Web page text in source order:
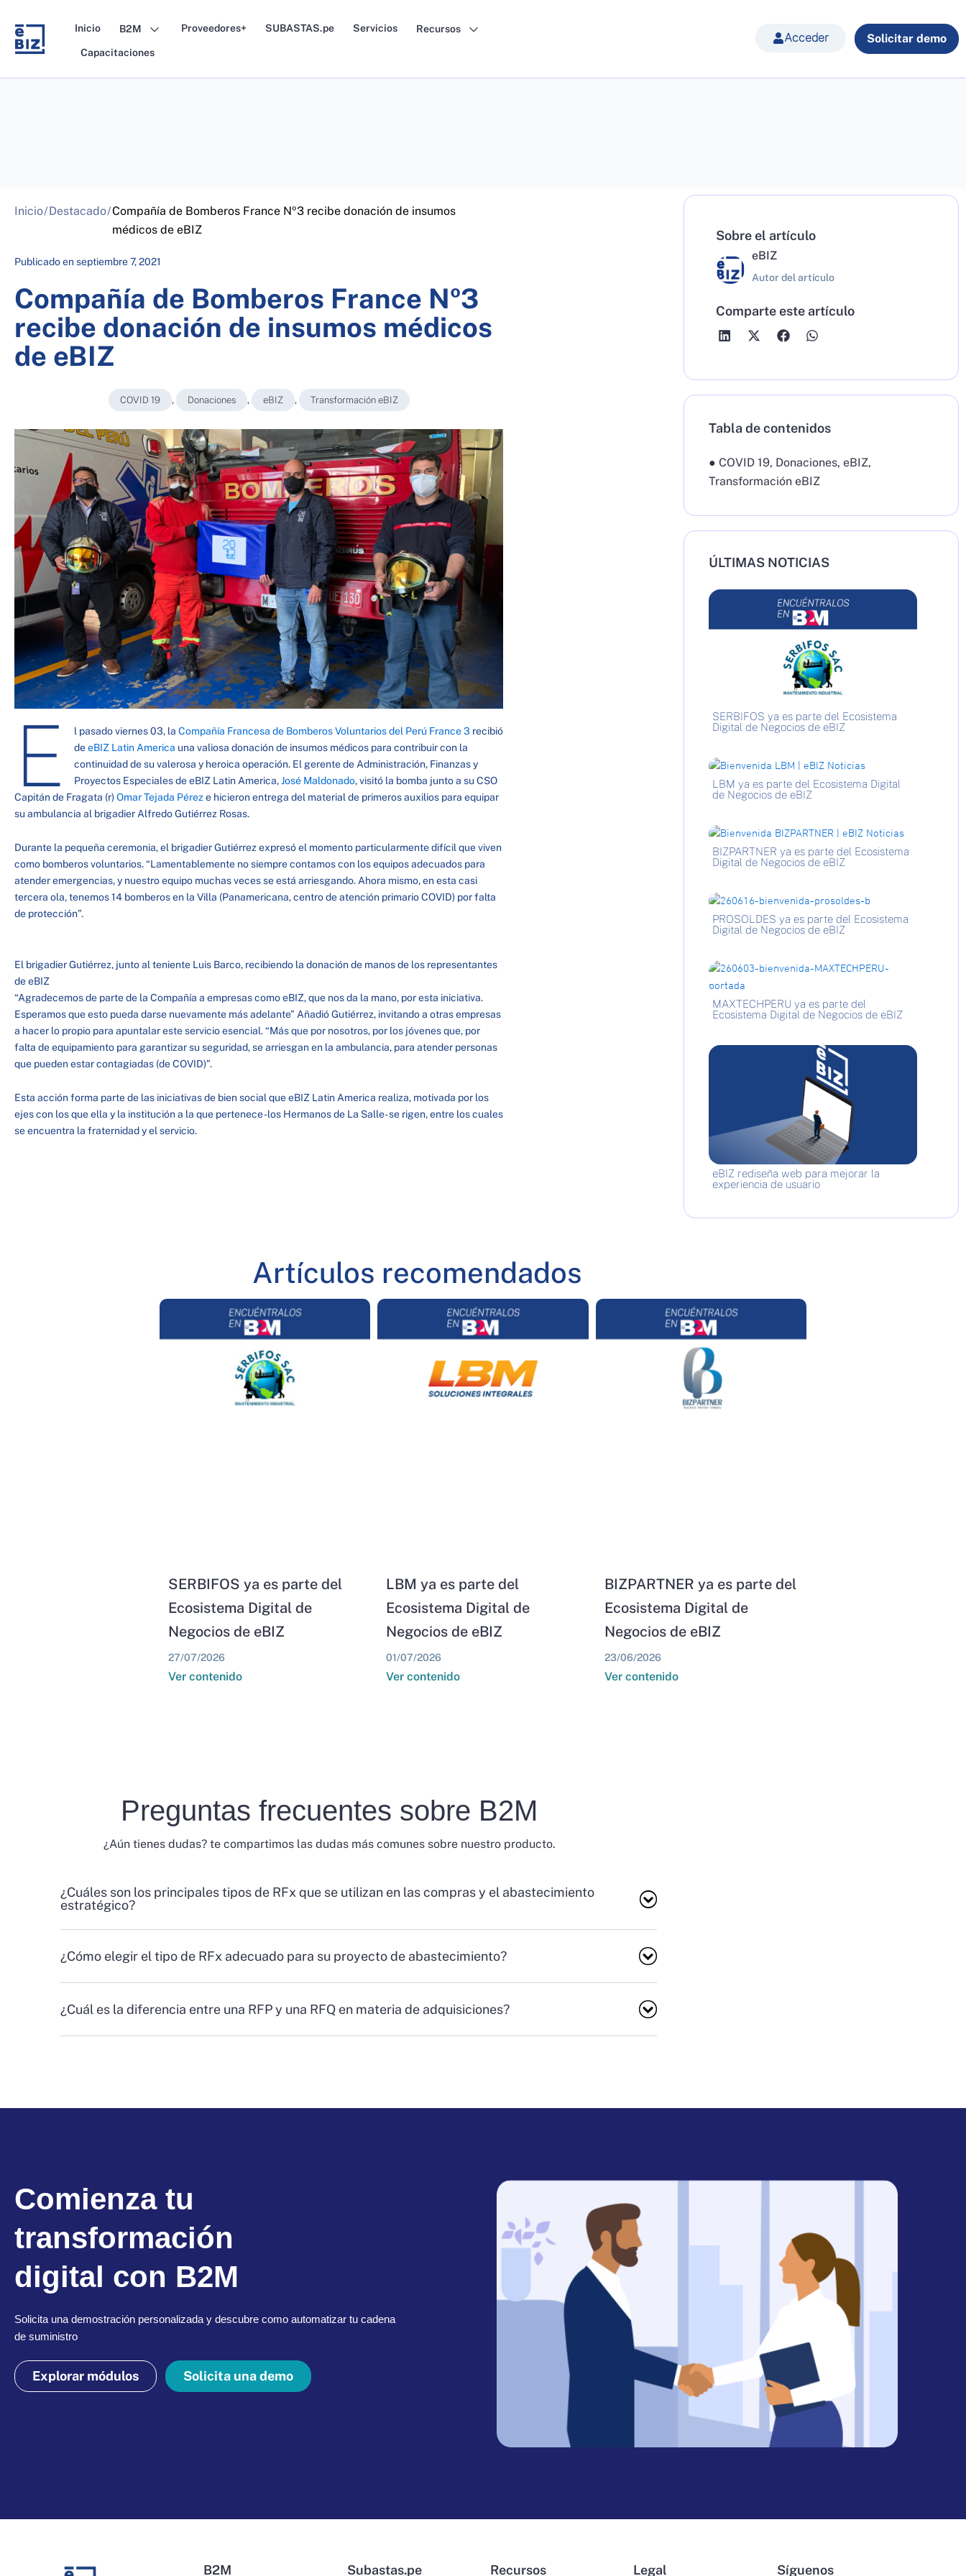
content
Inicio B2M Proveedores+ SUBASTAS.pe Servicios Recursos
Capacitaciones
Acceder Solicitar demo
Inicio/Destacado/Compañía de Bomberos France Nº3 recibe donación de insumos
médicos de eBIZ
Publicado enseptiembre 7, 2021
Compañía de Bomberos France Nº3
recibe donación de insumos médicos
de eBIZ
COVID 19 , Donaciones , eBIZ , Transformación eBIZ
E l pasado viernes 03, la Compañía Francesa de Bomberos Voluntarios del Perú France 3recibió
deeBIZ Latin America una valiosa donación de insumos médicos para contribuir con la
continuidad de su valerosa y heroica operación. El gerente de Administración, Finanzas y
Proyectos Especiales de eBIZ Latin America,José Maldonado, visitó la bomba junto a su CSO
Capitán de Fragata (r)Omar Tejada Péreze hicieron entrega del material de primeros auxilios para equipar
su ambulancia al brigadier Alfredo Gutiérrez Rosas.
Durante la pequeña ceremonia, el brigadier Gutiérrez expresó el momento particularmente difícil que viven
como bomberos voluntarios. “Lamentablemente no siempre contamos con los equipos adecuados para
atender emergencias, y nuestro equipo muchas veces se está arriesgando. Ahora mismo, en esta casi
tercera ola, tenemos 14 bomberos en la Villa (Panamericana, centro de atención primario COVID) por falta
de protección”.
El brigadier Gutiérrez, junto al teniente Luis Barco, recibiendo la donación de manos de los representantes
de eBIZ
“Agradecemos de parte de la Compañía a empresas como eBIZ, que nos da la mano, por esta iniciativa.
Esperamos que esto pueda darse nuevamente más adelante” Añadió Gutiérrez, invitando a otras empresas
a hacer lo propio para apuntalar este servicio esencial. “Más que por nosotros, por los jóvenes que, por
falta de equipamiento para garantizar su seguridad, se arriesgan en la ambulancia, para atender personas
que pueden estar contagiadas (de COVID)”.
Esta acción forma parte de las iniciativas de bien social que eBIZ Latin America realiza, motivada por los
ejes con los que ella y la institución a la que pertenece -los Hermanos de La Salle- se rigen, entre los cuales
se encuentra la fraternidad y el servicio.
Sobre el artículo
eBIZ
Autor del artículo
Comparte este artículo
Tabla de contenidos
● COVID 19, Donaciones, eBIZ,
Transformación eBIZ
ÚLTIMAS NOTICIAS
SERBIFOS ya es parte del Ecosistema
Digital de Negocios de eBIZ
LBM ya es parte del Ecosistema Digital
de Negocios de eBIZ
BIZPARTNER ya es parte del Ecosistema
Digital de Negocios de eBIZ
PROSOLDES ya es parte del Ecosistema
Digital de Negocios de eBIZ
MAXTECHPERU ya es parte del
Ecosistema Digital de Negocios de eBIZ
eBIZ rediseña web para mejorar la
experiencia de usuario
Artículos recomendados
SERBIFOS ya es parte del
Ecosistema Digital de
Negocios de eBIZ
27/07/2026
Ver contenido
LBM ya es parte del
Ecosistema Digital de
Negocios de eBIZ
01/07/2026
Ver contenido
BIZPARTNER ya es parte del
Ecosistema Digital de
Negocios de eBIZ
23/06/2026
Ver contenido
Preguntas frecuentes sobre B2M
¿Aún tienes dudas? te compartimos las dudas más comunes sobre nuestro producto.
¿Cuáles son los principales tipos de RFx que se utilizan en las compras y el abastecimiento
estratégico?
¿Cómo elegir el tipo de RFx adecuado para su proyecto de abastecimiento?
¿Cuál es la diferencia entre una RFP y una RFQ en materia de adquisiciones?
Comienza tu
transformación
digital con B2M
Solicita una demostración personalizada y descubre como automatizar tu cadena
de suministro
Explorar módulos Solicita una demo
B2M Subastas.pe Recursos Legal Síguenos